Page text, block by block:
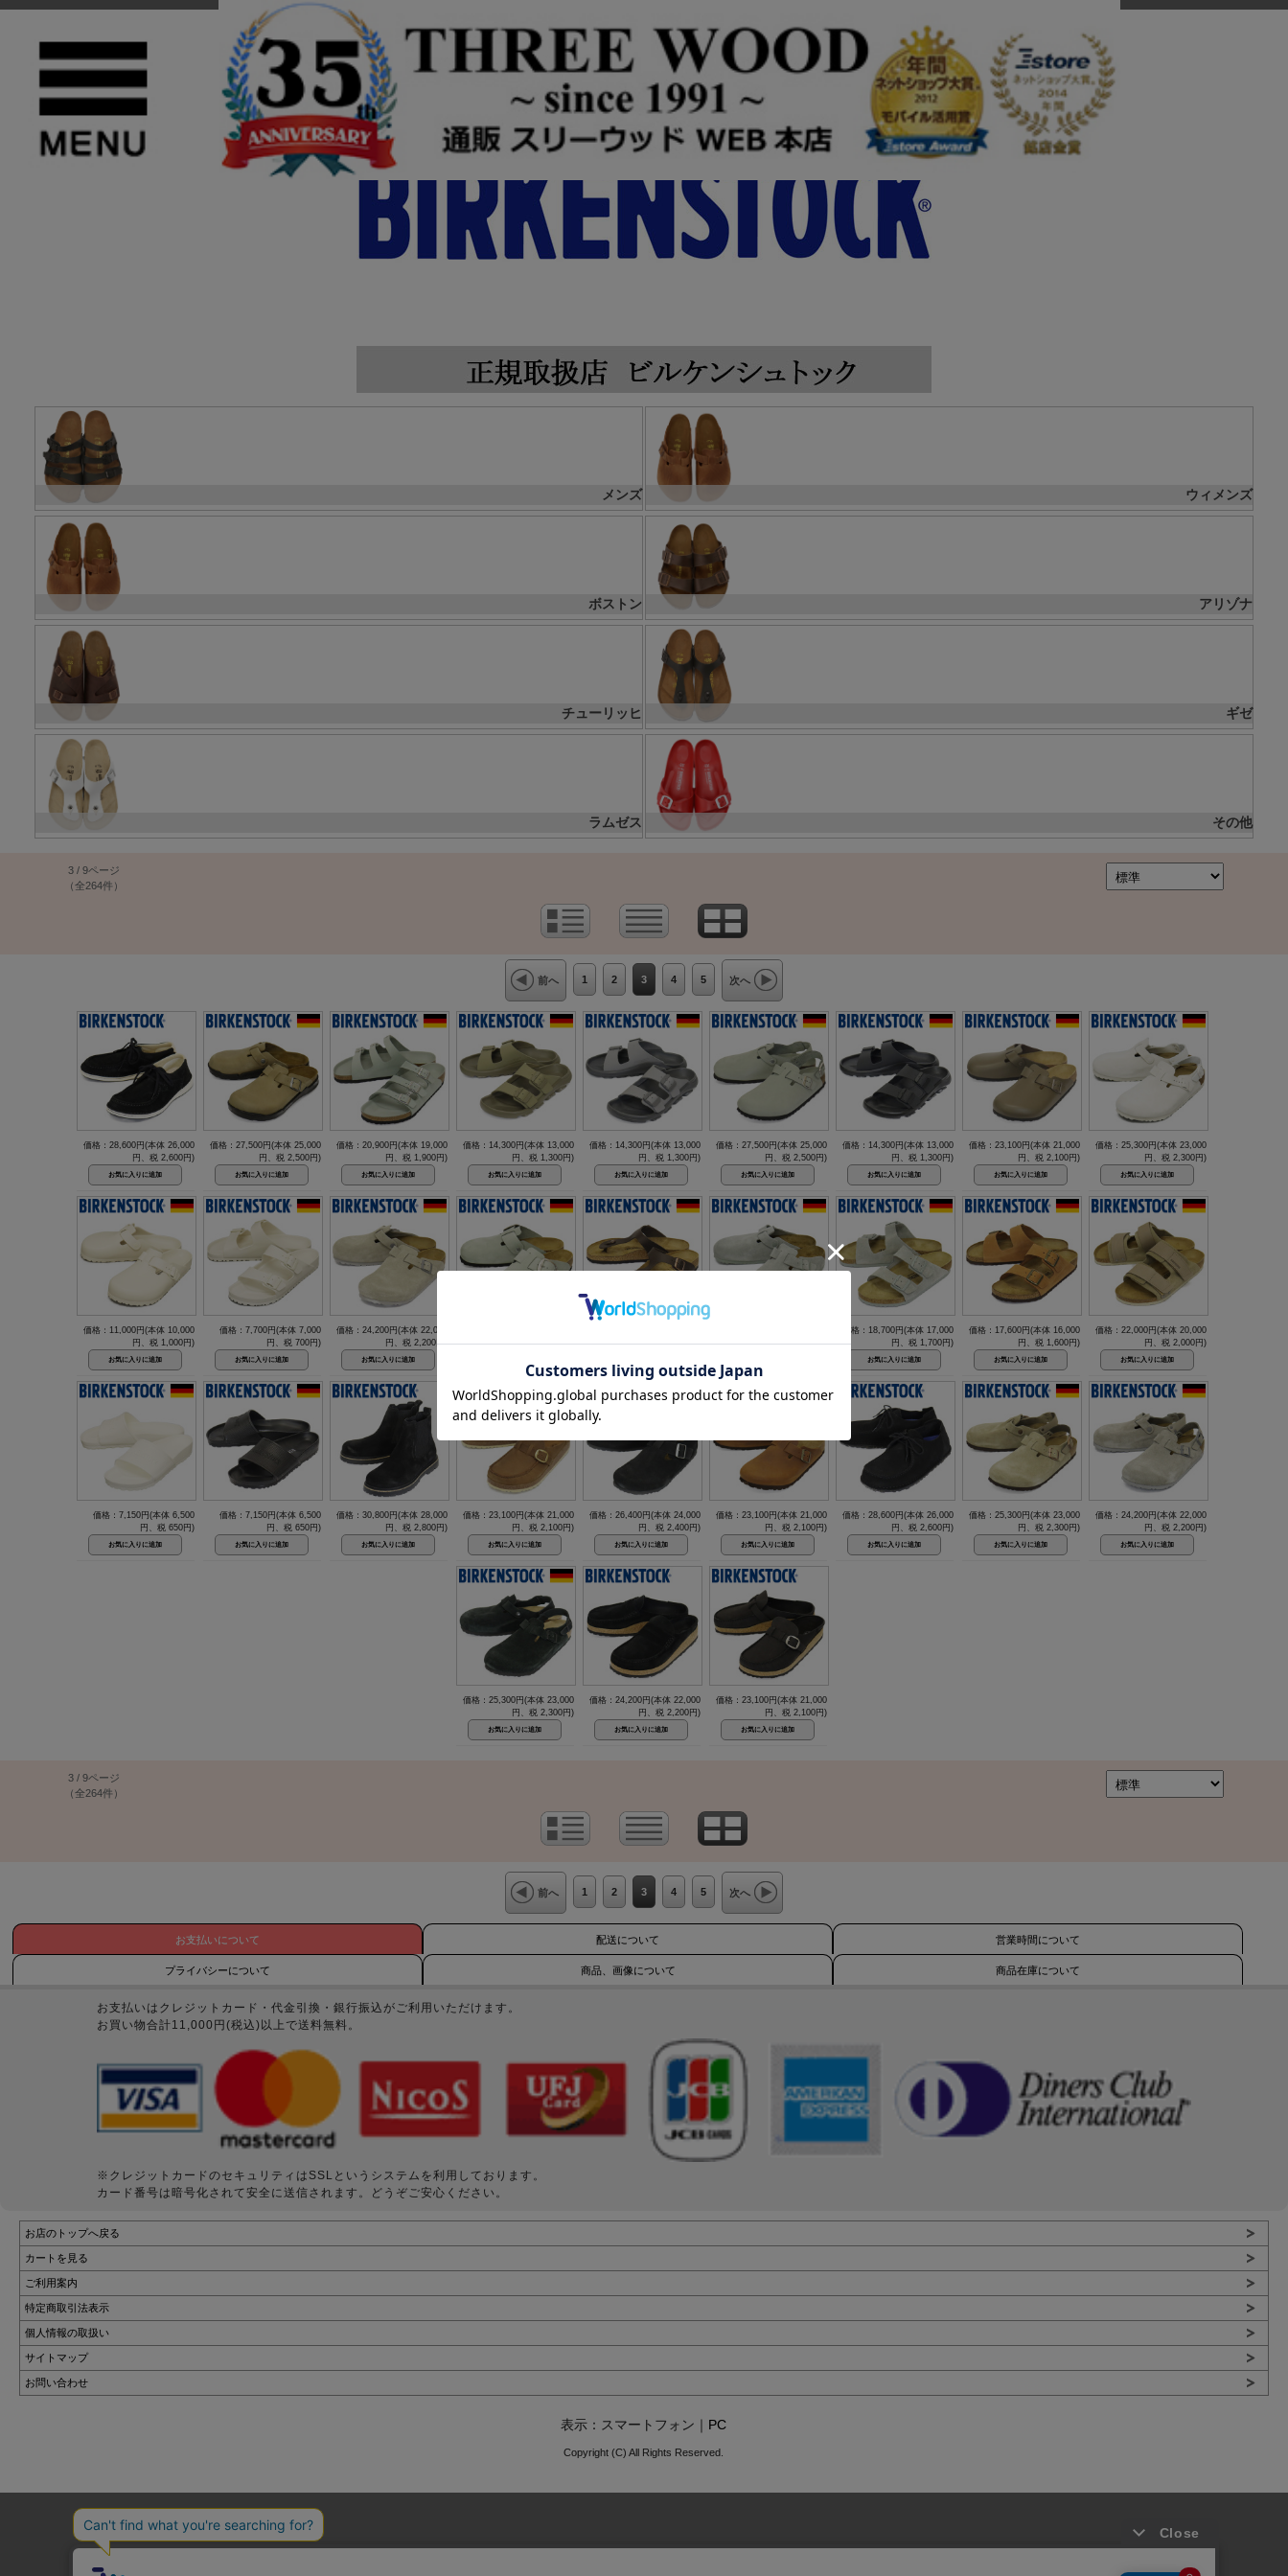
> MEN'S(メンズ)
メンズ ウィメンズ
ボストン アリゾナ
チューリッヒ ギゼ
ラムゼス その他
3 / 9ページ
（全264件）
前へ 1 2 3 4 5 次へ
価格：28,600円(本体 26,000
円、税 2,600円)
価格：27,500円(本体 25,000
円、税 2,500円)
価格：20,900円(本体 19,000
円、税 1,900円)
価格：14,300円(本体 13,000
円、税 1,300円)
価格：14,300円(本体 13,000
円、税 1,300円)
価格：27,500円(本体 25,000
円、税 2,500円)
価格：14,300円(本体 13,000
円、税 1,300円)
価格：23,100円(本体 21,000
円、税 2,100円)
価格：25,300円(本体 23,000
円、税 2,300円)
価格：11,000円(本体 10,000
円、税 1,000円)
価格：7,700円(本体 7,000
円、税 700円)
価格：24,200円(本体 22,000
円、税 2,200円)
円、税 2,400円)
円、税 1,600円)
円、税 2,200円)
価格：18,700円(本体 17,000
円、税 1,700円)
価格：17,600円(本体 16,000
円、税 1,600円)
価格：22,000円(本体 20,000
円、税 2,000円)
価格：7,150円(本体 6,500
円、税 650円)
価格：7,150円(本体 6,500
円、税 650円)
価格：30,800円(本体 28,000
円、税 2,800円)
価格：23,100円(本体 21,000
円、税 2,100円)
価格：26,400円(本体 24,000
円、税 2,400円)
価格：23,100円(本体 21,000
円、税 2,100円)
価格：28,600円(本体 26,000
円、税 2,600円)
価格：25,300円(本体 23,000
円、税 2,300円)
価格：24,200円(本体 22,000
円、税 2,200円)
価格：25,300円(本体 23,000
円、税 2,300円)
価格：24,200円(本体 22,000
円、税 2,200円)
価格：23,100円(本体 21,000
円、税 2,100円)
3 / 9ページ
（全264件）
前へ 1 2 3 4 5 次へ
お支払いについて 配送について 営業時間について
プライバシーについて 商品、画像について 商品在庫について
お支払いはクレジットカード・代金引換・銀行振込がご利用いただけます。
お買い物合計11,000円(税込)以上で送料無料。
※クレジットカードのセキュリティはSSLというシステムを利用しております。
カード番号は暗号化されて安全に送信されます。どうぞご安心ください。
お店のトップへ戻る
カートを見る
ご利用案内
特定商取引法表示
個人情報の取扱い
サイトマップ
お問い合わせ
表示：スマートフォン｜ PC
Copyright (C) All Rights Reserved.